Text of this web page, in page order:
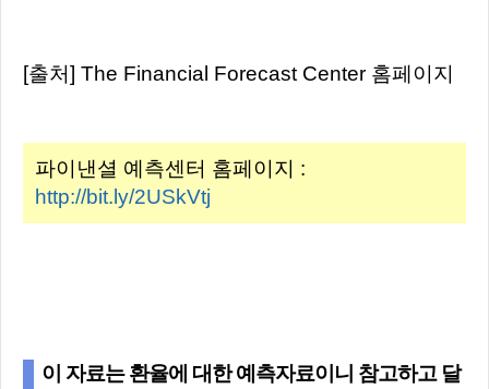
[출처] The Financial Forecast Center 홈페이지
파이낸셜 예측센터 홈페이지 :
http://bit.ly/2USkVtj
이 자료는 환율에 대한 예측자료이니 참고하고 달